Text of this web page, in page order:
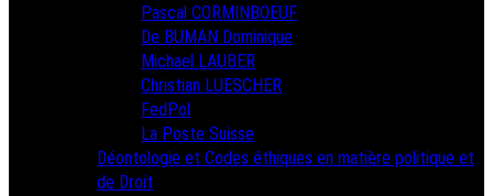
Pascal CORMINBOEUF
De BUMAN Dominique
Michael LAUBER
Christian LUESCHER
FedPol
La Poste Suisse
Déontologie et Codes éthiques en matière politique et
de Droit